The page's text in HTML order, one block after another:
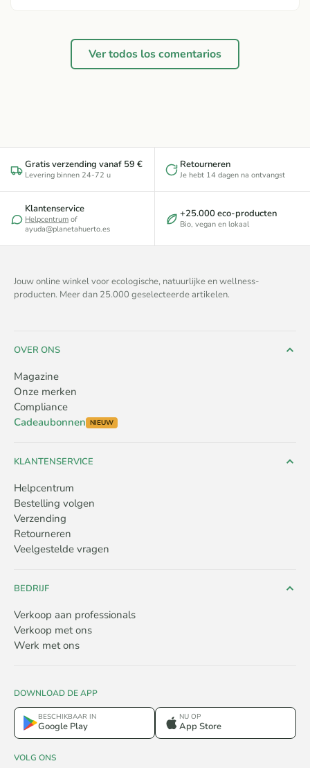
Ver todos los comentarios
Gratis verzending vanaf 59 €
Levering binnen 24-72 u
Retourneren
Je hebt 14 dagen na ontvangst
Klantenservice
Helpcentrum of
ayuda@planetahuerto.es
+25.000 eco-producten
Bio, vegan en lokaal
Jouw online winkel voor ecologische, natuurlijke en wellness-
producten. Meer dan 25.000 geselecteerde artikelen.
OVER ONS
Magazine
Onze merken
Compliance
Cadeaubonnen NIEUW
KLANTENSERVICE
Helpcentrum
Bestelling volgen
Verzending
Retourneren
Veelgestelde vragen
BEDRIJF
Verkoop aan professionals
Verkoop met ons
Werk met ons
DOWNLOAD DE APP
BESCHIKBAAR IN
Google Play
NU OP
App Store
VOLG ONS